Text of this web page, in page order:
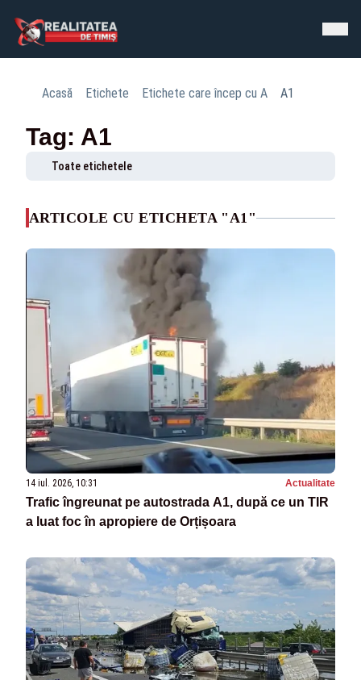
Acasă Etichete Etichete care încep cu A A1
Tag: A1
Toate etichetele
ARTICOLE CU ETICHETA "A1"
14 iul. 2026, 10:31 Actualitate
Trafic îngreunat pe autostrada A1, după ce un TIR
a luat foc în apropiere de Orțișoara